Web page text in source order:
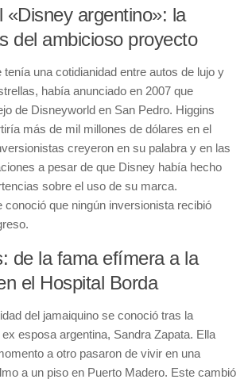
«Disney argentino»: la
del ambicioso proyecto
tenía una cotidianidad entre autos de lujo y
había anunciado en 2007 que
de Disneyworld en San Pedro. Higgins
más de mil millones de dólares en el
creyeron en su palabra y en las
a pesar de que Disney había hecho
sobre el uso de su marca.
conoció que ningún inversionista recibió
de la fama efímera a la
el Hospital Borda
del jamaiquino se conoció tras la
esposa argentina, Sandra Zapata. Ella
a otro pasaron de vivir en una
a un piso en Puerto Madero. Este cambió